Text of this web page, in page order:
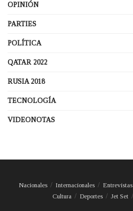
OPINIÓN
PARTIES
POLÍTICA
QATAR 2022
RUSIA 2018
TECNOLOGÍA
VIDEONOTAS
Nacionales Internacionales Entrevistas
Cultura
Deportes Jet Set